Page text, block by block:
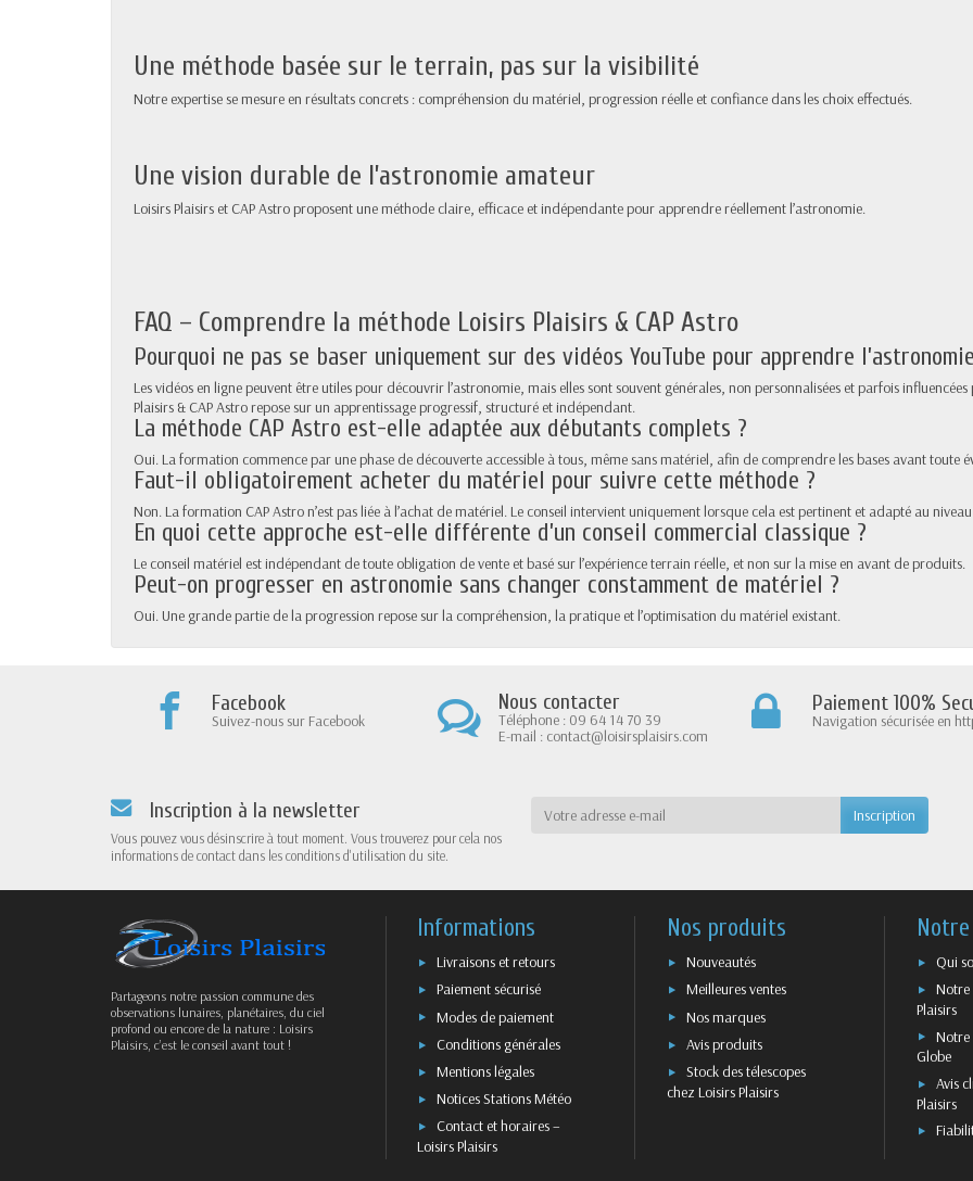
Une méthode basée sur le terrain, pas sur la visibilité
Notre expertise se mesure en résultats concrets : compréhension du matériel, progression réelle et confiance dans les choix effectués.
Une vision durable de l’astronomie amateur
Loisirs Plaisirs et CAP Astro proposent une méthode claire, efficace et indépendante pour apprendre réellement l’astronomie.
FAQ – Comprendre la méthode Loisirs Plaisirs & CAP Astro
Pourquoi ne pas se baser uniquement sur des vidéos YouTube pour apprendre
Les vidéos en ligne peuvent être utiles pour découvrir l’astronomie, mais elles sont souvent générales, non personnalisées et parfois
Plaisirs & CAP Astro repose sur un apprentissage progressif, structuré et indépendant.
La méthode CAP Astro est-elle adaptée aux débutants complets ?
Oui. La formation commence par une phase de découverte accessible à tous, même sans matériel, afin de comprendre les bases avant toute
Faut-il obligatoirement acheter du matériel pour suivre cette méthode ?
Non. La formation CAP Astro n’est pas liée à l’achat de matériel. Le conseil intervient uniquement lorsque cela est pertinent et adapté au
En quoi cette approche est-elle différente d’un conseil commercial classique ?
Le conseil matériel est indépendant de toute obligation de vente et basé sur l’expérience terrain réelle, et non sur la mise en avant de produits.
Peut-on progresser en astronomie sans changer constamment de matériel ?
Oui. Une grande partie de la progression repose sur la compréhension, la pratique et l’optimisation du matériel existant.
Facebook
Suivez-nous sur Facebook
Nous contacter
Téléphone : 09 64 14 70 39
E-mail : contact@loisirsplaisirs.com
Paiement 100%
Navigation sécurisée en
Inscription à la newsletter
Vous pouvez vous désinscrire à tout moment. Vous trouverez pour cela nos
informations de contact dans les conditions d'utilisation du site.
Partageons notre passion commune des
observations lunaires, planétaires, du ciel
profond ou encore de la nature : Loisirs
Plaisirs, c’est le conseil avant tout !
Informations
Livraisons et retours
Paiement sécurisé
Modes de paiement
Conditions générales
Mentions légales
Notices Stations Météo
Contact et horaires –
Loisirs Plaisirs
Nos produits
Nouveautés
Meilleures ventes
Nos marques
Avis produits
Stock des télescopes
chez Loisirs Plaisirs
Qui
Notre
Plaisirs
Notre
Globe
Avis
Plaisirs